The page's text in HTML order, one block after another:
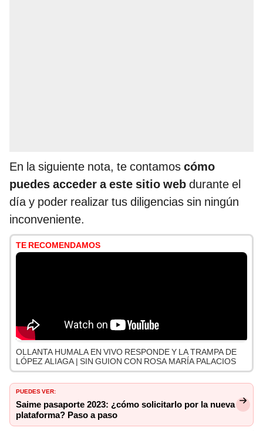
En la siguiente nota, te contamos cómo
puedes acceder a este sitio web durante el
día y poder realizar tus diligencias sin ningún
inconveniente.
TE RECOMENDAMOS
OLLANTA HUMALA EN VIVO RESPONDE Y LA TRAMPA DE
LÓPEZ ALIAGA | SIN GUION CON ROSA MARÍA PALACIOS
PUEDES VER:
Saime pasaporte 2023: ¿cómo solicitarlo por la nueva
plataforma? Paso a paso